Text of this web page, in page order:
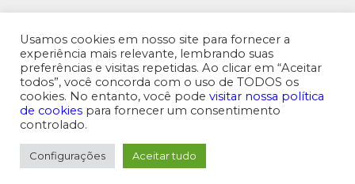
MENU SUPERIOR
Usamos cookies em nosso site para fornecer a
experiência mais relevante, lembrando suas
preferências e visitas repetidas. Ao clicar em “Aceitar
todos”, você concorda com o uso de TODOS os
cookies. No entanto, você pode visitar nossa política
de cookies para fornecer um consentimento
controlado.
Configurações Aceitar tudo